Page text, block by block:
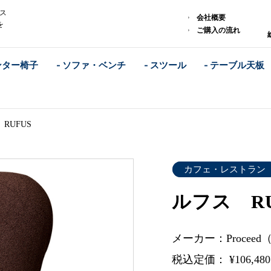
会社概要
ご購入の流れ
ー椅子 - ソファ・ベンチ - スツール - テーブル天板
カフェ・レストラン
ルフス
メーカー：Proceed
税込定価：